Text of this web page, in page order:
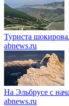
Туриста
abnews.ru
На Эльбрусе с
abnews.ru